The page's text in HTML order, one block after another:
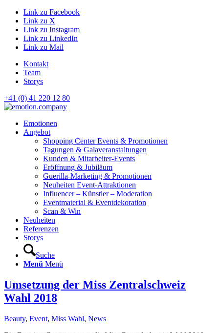
Link zu Facebook
Link zu X
Link zu Instagram
Link zu LinkedIn
Link zu Mail
Kontakt
Team
Storys
+41 (0) 41 220 12 80
Hauptnavigation
Emotionen
Angebot
Shopping Center Events & Promotionen
Tagungen & Galaveranstaltungen
Kunden & Mitarbeiter-Events
Eröffnung & Jubiläum
Guerilla-Marketing & Promotionen
Neuheiten Event-Attraktionen
Influencer – Künstler – Moderation
Eventmaterial & Eventdekoration
Scan & Win
Neuheiten
Referenzen
Storys
Suche
Menü Menü
Umsetzung der Miss Zentralschweiz
Wahl 2018
Beauty, Event, Miss Wahl, News